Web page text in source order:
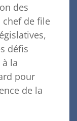
des
chef de file
défis
la
pour
de la